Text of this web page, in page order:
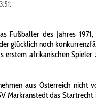
Fußballer des Jahres
glücklich noch
afrikanischen Spieler
aus Österreich nicht
Markranstedt das Startrecht